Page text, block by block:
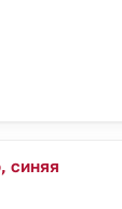
синяя